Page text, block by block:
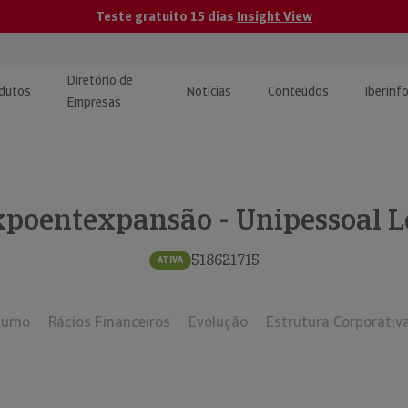
Teste gratuito 15 dias Insight View
e Monitorização de
Diretório de
Empresas
Notícias Conteúdos
| Estudos e
- Unipessoal
ATIVA 518621715
Rácios Financeiros Evolução Estrutura Corporativa